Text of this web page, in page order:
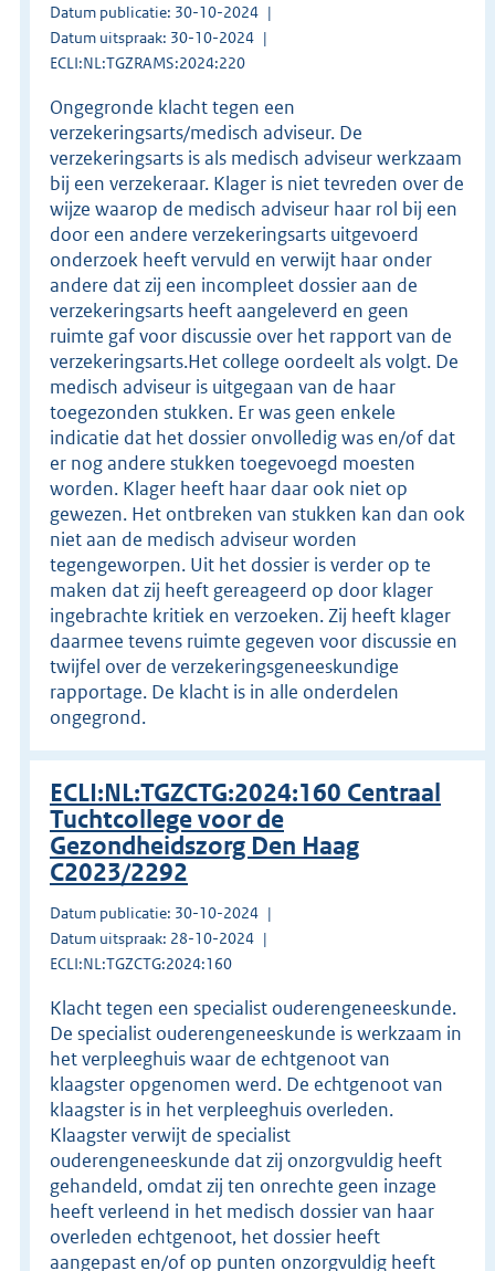
Datum publicatie: 30-10-2024
Datum uitspraak: 30-10-2024
ECLI:NL:TGZRAMS:2024:220
Ongegronde klacht tegen een
verzekeringsarts/medisch adviseur. De
verzekeringsarts is als medisch adviseur werkzaam
bij een verzekeraar. Klager is niet tevreden over de
wijze waarop de medisch adviseur haar rol bij een
door een andere verzekeringsarts uitgevoerd
onderzoek heeft vervuld en verwijt haar onder
andere dat zij een incompleet dossier aan de
verzekeringsarts heeft aangeleverd en geen
ruimte gaf voor discussie over het rapport van de
verzekeringsarts.Het college oordeelt als volgt. De
medisch adviseur is uitgegaan van de haar
toegezonden stukken. Er was geen enkele
indicatie dat het dossier onvolledig was en/of dat
er nog andere stukken toegevoegd moesten
worden. Klager heeft haar daar ook niet op
gewezen. Het ontbreken van stukken kan dan ook
niet aan de medisch adviseur worden
tegengeworpen. Uit het dossier is verder op te
maken dat zij heeft gereageerd op door klager
ingebrachte kritiek en verzoeken. Zij heeft klager
daarmee tevens ruimte gegeven voor discussie en
twijfel over de verzekeringsgeneeskundige
rapportage. De klacht is in alle onderdelen
ongegrond.
ECLI:NL:TGZCTG:2024:160 Centraal
Tuchtcollege voor de
Gezondheidszorg Den Haag
C2023/2292
Datum publicatie: 30-10-2024
Datum uitspraak: 28-10-2024
ECLI:NL:TGZCTG:2024:160
Klacht tegen een specialist ouderengeneeskunde.
De specialist ouderengeneeskunde is werkzaam in
het verpleeghuis waar de echtgenoot van
klaagster opgenomen werd. De echtgenoot van
klaagster is in het verpleeghuis overleden.
Klaagster verwijt de specialist
ouderengeneeskunde dat zij onzorgvuldig heeft
gehandeld, omdat zij ten onrechte geen inzage
heeft verleend in het medisch dossier van haar
overleden echtgenoot, het dossier heeft
aangepast en/of op punten onzorgvuldig heeft